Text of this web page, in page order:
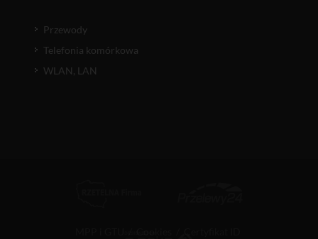
Przewody
Telefonia komórkowa
WLAN, LAN